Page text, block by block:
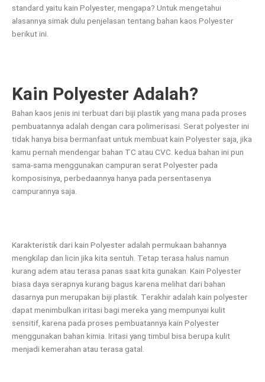
standard yaitu kain Polyester, mengapa? Untuk mengetahui
alasannya simak dulu penjelasan tentang bahan kaos Polyester
berikut ini.
Kain Polyester Adalah?
Bahan kaos jenis ini terbuat dari biji plastik yang mana pada proses
pembuatannya adalah dengan cara polimerisasi. Serat polyester ini
tidak hanya bisa bermanfaat untuk membuat kain Polyester saja, jika
kamu pernah mendengar bahan TC atau CVC. kedua bahan ini pun
sama-sama menggunakan campuran serat Polyester pada
komposisinya, perbedaannya hanya pada persentasenya
campurannya saja.
Karakteristik dari kain Polyester adalah permukaan bahannya
mengkilap dan licin jika kita sentuh. Tetap terasa halus namun
kurang adem atau terasa panas saat kita gunakan. Kain Polyester
biasa daya serapnya kurang bagus karena melihat dari bahan
dasarnya pun merupakan biji plastik. Terakhir adalah kain polyester
dapat menimbulkan iritasi bagi mereka yang mempunyai kulit
sensitif, karena pada proses pembuatannya kain Polyester
menggunakan bahan kimia. Iritasi yang timbul bisa berupa kulit
menjadi kemerahan atau terasa gatal.